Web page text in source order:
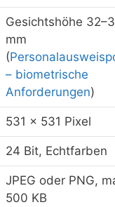
Gesichtshöhe
mm
(
– biometrische
Anforderungen)
531 × 531 Pixel
24 Bit, Echtfarben
JPEG oder PNG,
500 KB